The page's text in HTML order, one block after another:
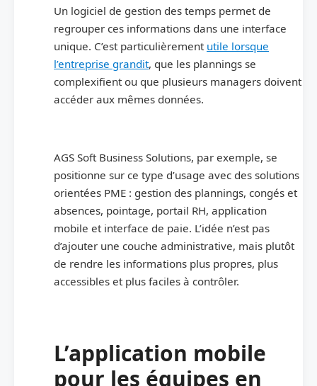
Un logiciel de gestion des temps permet de
regrouper ces informations dans une interface
unique. C’est particulièrement utile lorsque
l’entreprise grandit, que les plannings se
complexifient ou que plusieurs managers doivent
accéder aux mêmes données.
AGS Soft Business Solutions, par exemple, se
positionne sur ce type d’usage avec des solutions
orientées PME : gestion des plannings, congés et
absences, pointage, portail RH, application
mobile et interface de paie. L’idée n’est pas
d’ajouter une couche administrative, mais plutôt
de rendre les informations plus propres, plus
accessibles et plus faciles à contrôler.
L’application mobile
pour les équipes en